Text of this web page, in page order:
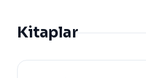
Kitaplar